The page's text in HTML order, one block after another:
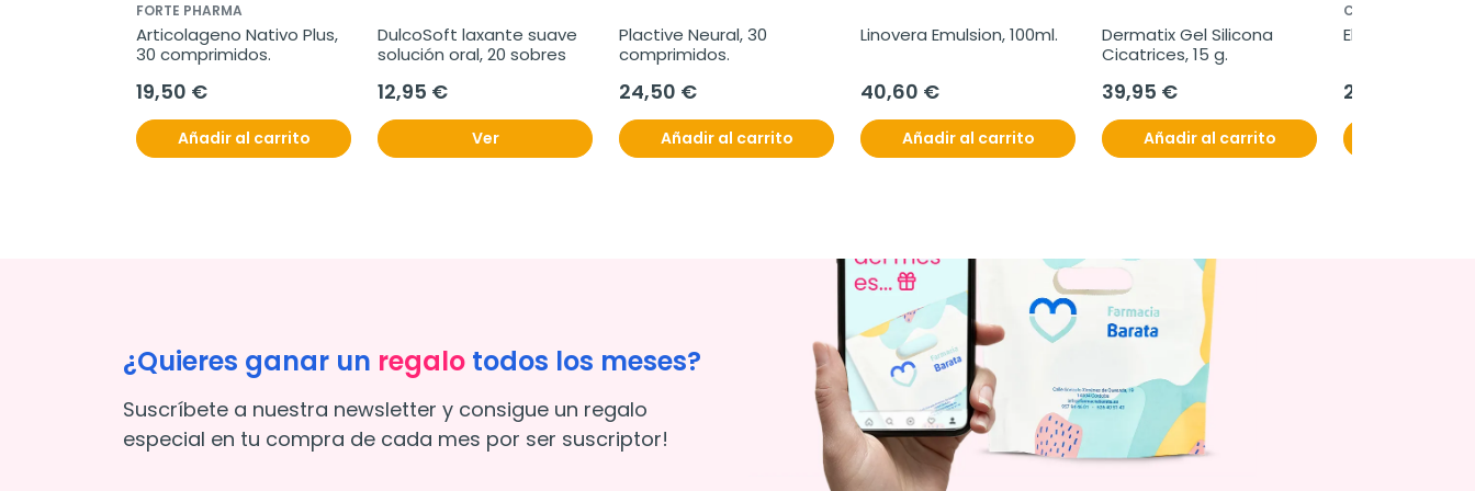
FORTE PHARMA
Articolageno Nativo Plus,
30 comprimidos.
19,50 €
Añadir al carrito
DulcoSoft laxante suave
solución oral, 20 sobres
12,95 €
Ver
Plactive Neural, 30
comprimidos.
24,50 €
Añadir al carrito
Linovera Emulsion, 100ml.
40,60 €
Añadir al carrito
Dermatix Gel Silicona
Cicatrices, 15 g.
39,95 €
Añadir al carrito
CASEN RECORDATI
Elebiotic, 30
22,95 €
¿Quieres ganar un regalo todos los meses?
Suscríbete a nuestra newsletter y consigue un regalo
especial en tu compra de cada mes por ser suscriptor!